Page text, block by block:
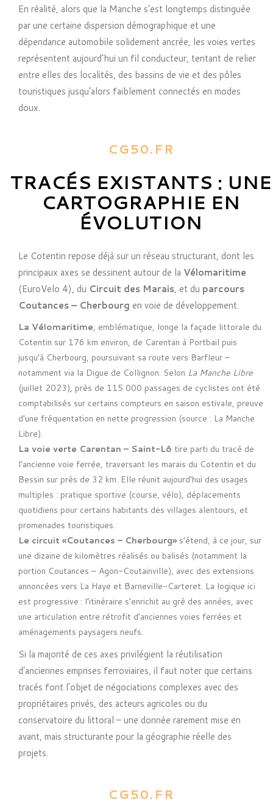
En réalité, alors que la Manche s’est longtemps distinguée
par une certaine dispersion démographique et une
dépendance automobile solidement ancrée, les voies vertes
représentent aujourd’hui un fil conducteur, tentant de relier
entre elles des localités, des bassins de vie et des pôles
touristiques jusqu’alors faiblement connectés en modes
doux.
CG50.FR
TRACÉS EXISTANTS : UNE
CARTOGRAPHIE EN
ÉVOLUTION
Le Cotentin repose déjà sur un réseau structurant, dont les
principaux axes se dessinent autour de la Vélomaritime
(EuroVelo 4), du Circuit des Marais, et du parcours
Coutances – Cherbourg en voie de développement.
La Vélomaritime, emblématique, longe la façade littorale du
Cotentin sur 176 km environ, de Carentan à Portbail puis
jusqu’à Cherbourg, poursuivant sa route vers Barfleur –
notamment via la Digue de Collignon. Selon La Manche Libre
(juillet 2023), près de 115 000 passages de cyclistes ont été
comptabilisés sur certains compteurs en saison estivale, preuve
d’une fréquentation en nette progression (source : La Manche
Libre).
La voie verte Carentan – Saint-Lô tire parti du tracé de
l’ancienne voie ferrée, traversant les marais du Cotentin et du
Bessin sur près de 32 km. Elle réunit aujourd’hui des usages
multiples : pratique sportive (course, vélo), déplacements
quotidiens pour certains habitants des villages alentours, et
promenades touristiques.
Le circuit «Coutances – Cherbourg» s’étend, à ce jour, sur
une dizaine de kilomètres réalisés ou balisés (notamment la
portion Coutances – Agon-Coutainville), avec des extensions
annoncées vers La Haye et Barneville-Carteret. La logique ici
est progressive : l’itinéraire s’enrichit au gré des années, avec
une articulation entre rétrofit d’anciennes voies ferrées et
aménagements paysagers neufs.
Si la majorité de ces axes privilégient la réutilisation
d’anciennes emprises ferroviaires, il faut noter que certains
tracés font l’objet de négociations complexes avec des
propriétaires privés, des acteurs agricoles ou du
conservatoire du littoral – une donnée rarement mise en
avant, mais structurante pour la géographie réelle des
projets.
CG50.FR